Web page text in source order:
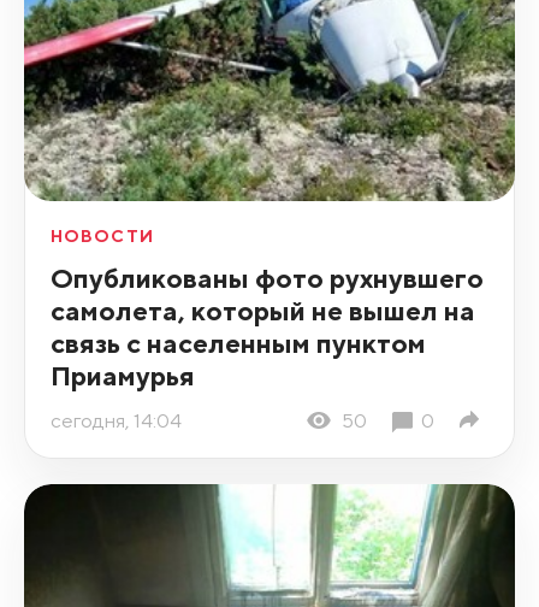
НОВОСТИ
Опубликованы фото рухнувшего
самолета, который не вышел на
связь с населенным пунктом
Приамурья
сегодня, 14:04 50 0